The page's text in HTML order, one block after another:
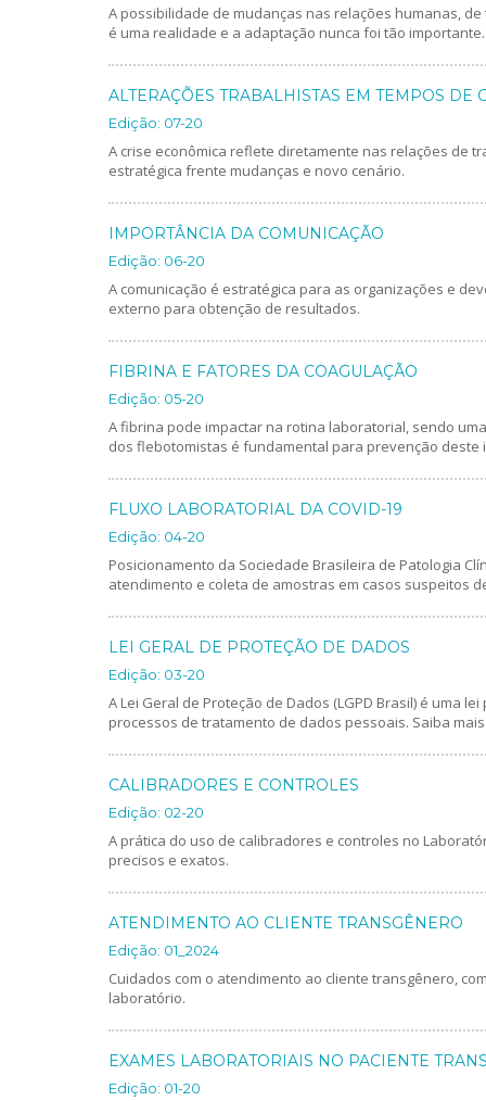
A possibilidade de mudanças nas relações humanas,
é uma realidade e a adaptação nunca foi tão importante.
ALTERAÇÕES TRABALHISTAS EM TEMPOS DE
Edição: 07-20
A crise econômica reflete diretamente nas relações de
estratégica frente mudanças e novo cenário.
IMPORTÂNCIA DA COMUNICAÇÃO
Edição: 06-20
A comunicação é estratégica para as organizações e
externo para obtenção de resultados.
FIBRINA E FATORES DA COAGULAÇÃO
Edição: 05-20
A fibrina pode impactar na rotina laboratorial, sendo
dos flebotomistas é fundamental para prevenção deste
FLUXO LABORATORIAL DA COVID-19
Edição: 04-20
Posicionamento da Sociedade Brasileira de Patologia
atendimento e coleta de amostras em casos suspeitos de
LEI GERAL DE PROTEÇÃO DE DADOS
Edição: 03-20
A Lei Geral de Proteção de Dados (LGPD Brasil) é uma
processos de tratamento de dados pessoais. Saiba
CALIBRADORES E CONTROLES
Edição: 02-20
A prática do uso de calibradores e controles no
precisos e exatos.
ATENDIMENTO AO CLIENTE TRANSGÊNERO
Edição: 01_2024
Cuidados com o atendimento ao cliente transgênero,
laboratório.
EXAMES LABORATORIAIS NO PACIENTE
Edição: 01-20